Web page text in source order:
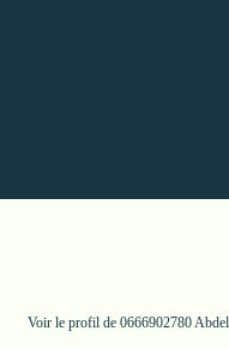
Voir le profil de 0666902780